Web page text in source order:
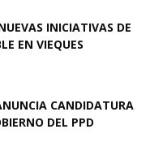
INICIATIVAS DE
EN VIEQUES
CANDIDATURA
DEL PPD